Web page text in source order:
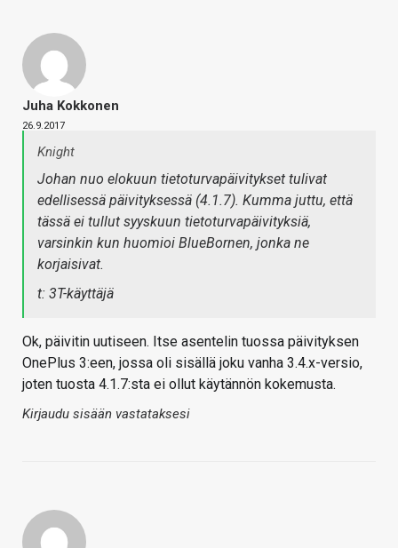
Juha Kokkonen
26.9.2017
Knight
Johan nuo elokuun tietoturvapäivitykset tulivat
edellisessä päivityksessä (4.1.7). Kumma juttu, että
tässä ei tullut syyskuun tietoturvapäivityksiä,
varsinkin kun huomioi BlueBornen, jonka ne
korjaisivat.
t: 3T-käyttäjä
Ok, päivitin uutiseen. Itse asentelin tuossa päivityksen
OnePlus 3:een, jossa oli sisällä joku vanha 3.4.x-versio,
joten tuosta 4.1.7:sta ei ollut käytännön kokemusta.
Kirjaudu sisään vastataksesi